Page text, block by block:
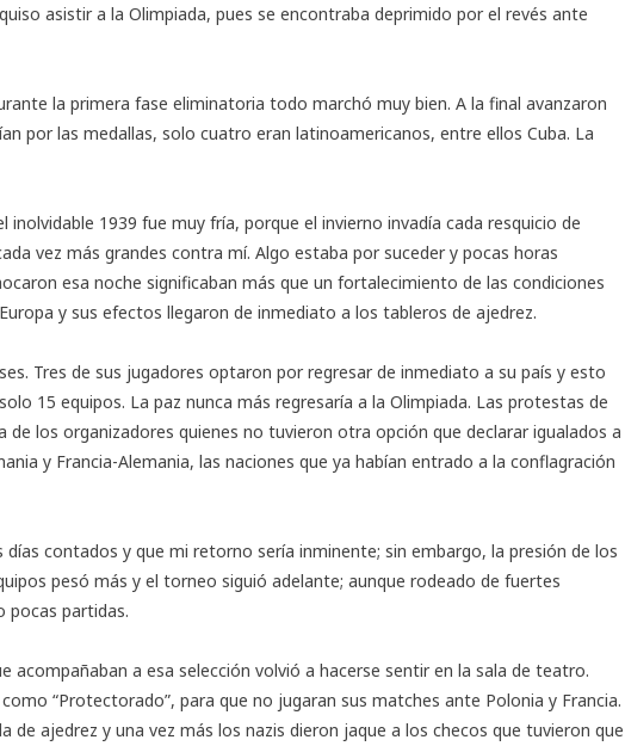
asistir a la Olimpiada, pues se encontraba deprimido por el revés ante
la primera fase eliminatoria todo marchó muy bien. A la final avanzaron
por las medallas, solo cuatro eran latinoamericanos, entre ellos Cuba. La
1939 fue muy fría, porque el invierno invadía cada resquicio de
vez más grandes contra mí. Algo estaba por suceder y pocas horas
esa noche significaban más que un fortalecimiento de las condiciones
y sus efectos llegaron de inmediato a los tableros de ajedrez.
Tres de sus jugadores optaron por regresar de inmediato a su país y esto
15 equipos. La paz nunca más regresaría a la Olimpiada. Las protestas de
los organizadores quienes no tuvieron otra opción que declarar igualados a
y Francia-Alemania, las naciones que ya habían entrado a la conflagración
contados y que mi retorno sería inminente; sin embargo, la presión de los
pesó más y el torneo siguió adelante; aunque rodeado de fuertes
pocas partidas.
acompañaban a esa selección volvió a hacerse sentir en la sala de teatro.
“Protectorado”, para que no jugaran sus matches ante Polonia y Francia.
de ajedrez y una vez más los nazis dieron jaque a los checos que tuvieron que